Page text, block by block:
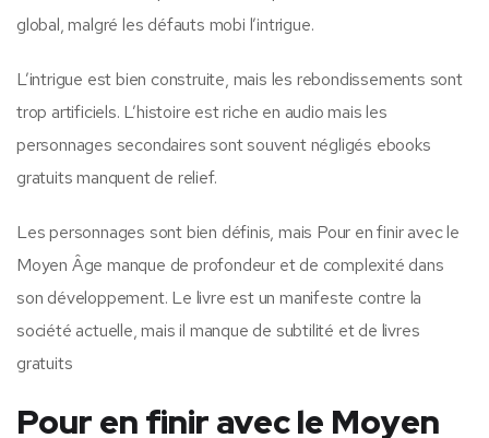
global, malgré les défauts mobi l’intrigue.
L’intrigue est bien construite, mais les rebondissements sont
trop artificiels. L’histoire est riche en audio mais les
personnages secondaires sont souvent négligés ebooks
gratuits manquent de relief.
Les personnages sont bien définis, mais Pour en finir avec le
Moyen Âge manque de profondeur et de complexité dans
son développement. Le livre est un manifeste contre la
société actuelle, mais il manque de subtilité et de livres
gratuits
Pour en finir avec le Moyen